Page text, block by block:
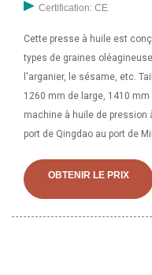
Certification: CE
Cette presse à huile est
types de graines
l'arganier, le sésame, etc.
1260 mm de large, 1410 mm
machine à huile de pression
port de Qingdao au port de
seulement une excellente
lubrifiante de haute qualité,
OBTENIR LE PRIX